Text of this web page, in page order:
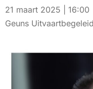
21 maart 2025 | 16:00
Geuns